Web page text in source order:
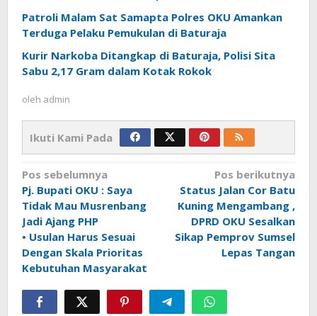
Patroli Malam Sat Samapta Polres OKU Amankan
Terduga Pelaku Pemukulan di Baturaja
Kurir Narkoba Ditangkap di Baturaja, Polisi Sita
Sabu 2,17 Gram dalam Kotak Rokok
oleh admin
Ikuti Kami Pada
Navigasi
pos
Pos sebelumnya
Pj. Bupati OKU : Saya
Tidak Mau Musrenbang
Jadi Ajang PHP
• Usulan Harus Sesuai
Dengan Skala Prioritas
Kebutuhan Masyarakat
Pos berikutnya
Status Jalan Cor Batu
Kuning Mengambang ,
DPRD OKU Sesalkan
Sikap Pemprov Sumsel
Lepas Tangan